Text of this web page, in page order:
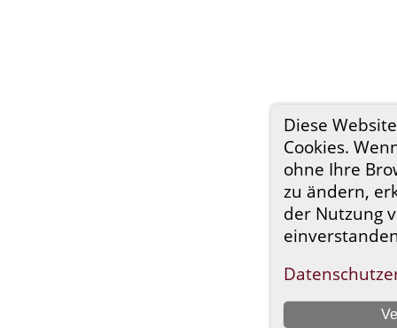
Diese
Cookies.
ohne Ihre
zu ändern,
der Nutzung